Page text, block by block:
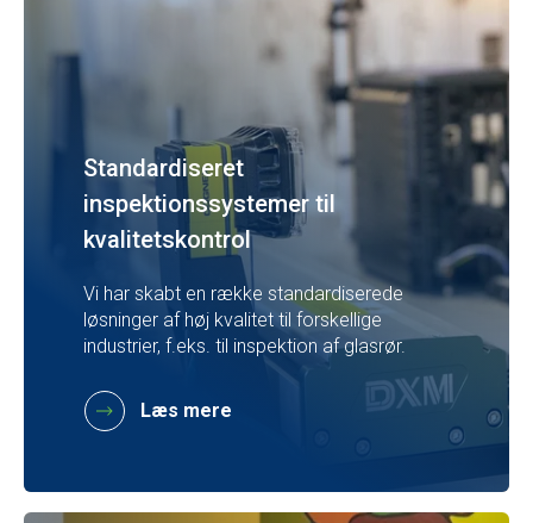
Standardiseret
inspektionssystemer til
kvalitetskontrol
Vi har skabt en række standardiserede
løsninger af høj kvalitet til forskellige
industrier, f.eks. til inspektion af glasrør.
Læs mere